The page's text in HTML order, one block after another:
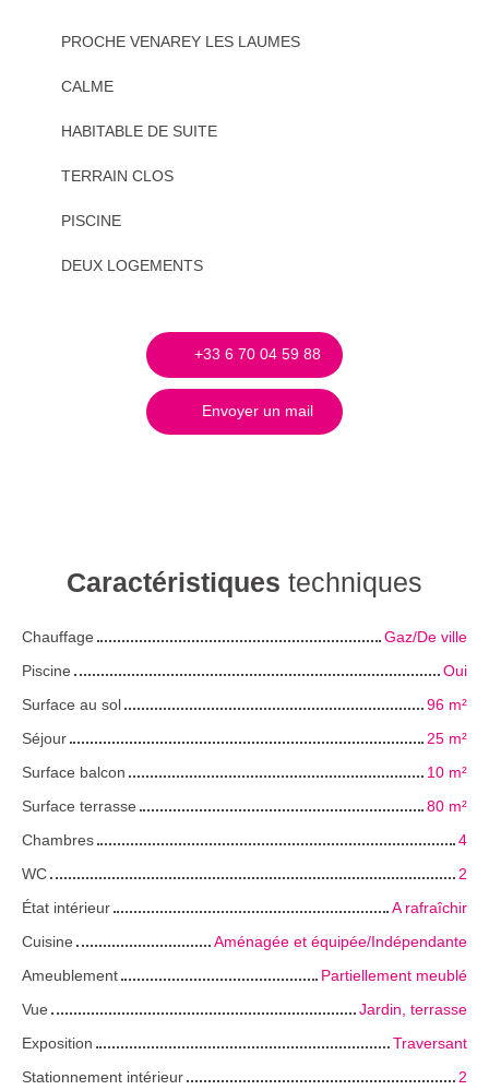
PROCHE VENAREY LES LAUMES
CALME
HABITABLE DE SUITE
TERRAIN CLOS
PISCINE
DEUX LOGEMENTS
+33 6 70 04 59 88
Envoyer un mail
Caractéristiques techniques
Chauffage
Gaz/De ville
Piscine
Oui
Surface au sol
96 m²
Séjour
25 m²
Surface balcon
10 m²
Surface terrasse
80 m²
Chambres
4
WC
2
État intérieur
A rafraîchir
Cuisine
Aménagée et équipée/Indépendante
Ameublement
Partiellement meublé
Vue
Jardin, terrasse
Exposition
Traversant
Stationnement intérieur
2